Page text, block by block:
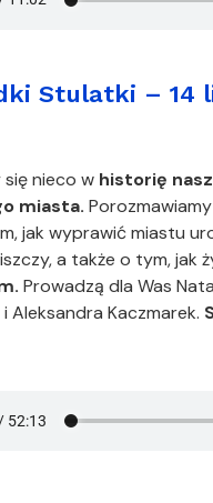
Stulatki – 14
się nieco w historię
miasta.
jak wyprawić miastu
a także o tym, jak
Prowadzą dla Was
Aleksandra Kaczmarek.